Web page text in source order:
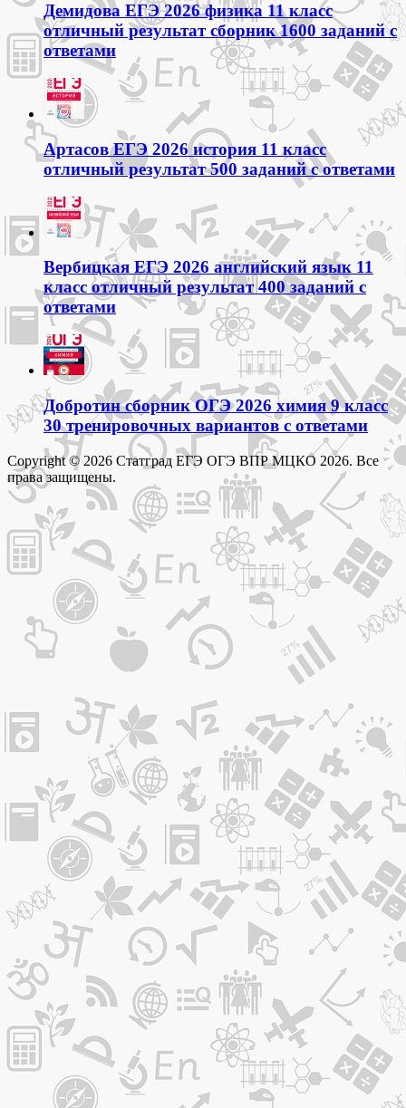
Демидова ЕГЭ 2026 физика 11 класс
отличный результат сборник 1600 заданий с
ответами
Артасов ЕГЭ 2026 история 11 класс
отличный результат 500 заданий с ответами
Вербицкая ЕГЭ 2026 английский язык 11
класс отличный результат 400 заданий с
ответами
Добротин сборник ОГЭ 2026 химия 9 класс
30 тренировочных вариантов с ответами
Copyright © 2026 Статград ЕГЭ ОГЭ ВПР МЦКО 2026. Все
права защищены.